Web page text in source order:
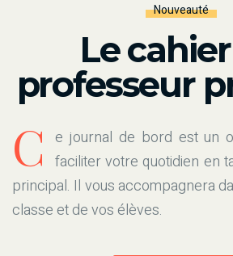
Nouveauté
Le
professeur
C e journal de bord est un
faciliter votre quotidien en
principal. Il vous accompagnera
classe et de vos élèves.